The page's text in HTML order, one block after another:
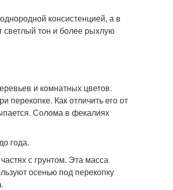
консистенцией, а в
тон и более рыхлую
и комнатных цветов.
перекопке. Как отличить его от
Солома в фекалиях
года.
с грунтом. Эта масса
осенью под перекопку